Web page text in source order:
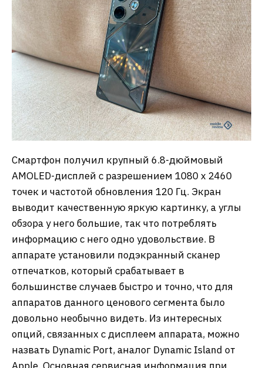
Смартфон получил крупный 6.8-дюймовый
AMOLED-дисплей с разрешением 1080 x 2460
точек и частотой обновления 120 Гц. Экран
выводит качественную яркую картинку, а углы
обзора у него большие, так что потреблять
информацию с него одно удовольствие. В
аппарате установили подэкранный сканер
отпечатков, который срабатывает в
большинстве случаев быстро и точно, что для
аппаратов данного ценового сегмента было
довольно необычно видеть. Из интересных
опций, связанных с дисплеем аппарата, можно
назвать Dynamic Port, аналог Dynamic Island от
Apple. Основная сервисная информация при